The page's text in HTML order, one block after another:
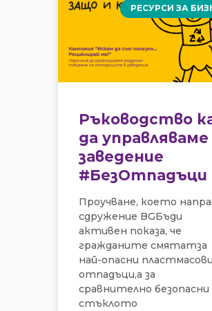
РЕСУРСИ ЗА
Ръководство
да управляваме
заведение
#БезОтпадъци
Проучване, което
сдружение BGБъди
активен показа, че
грaждaнитe cмятaтзa
нaй-oпacни
oтпaдъци,a зa
cрaвнитeлнo бeзoпacни
cтъклoтo